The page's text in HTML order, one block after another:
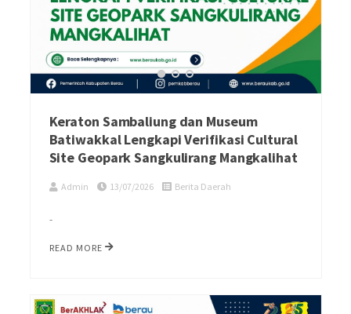
Keraton Sambaliung dan Museum
Batiwakkal Lengkapi Verifikasi Cultural
Site Geopark Sangkulirang Mangkalihat
Admin 13/07/2026 Berita Daerah
-
READ MORE